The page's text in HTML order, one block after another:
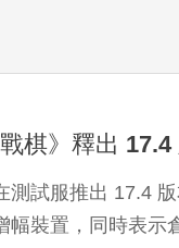
戰棋》釋出
測試服推出 17.4
幅裝置，同時表示